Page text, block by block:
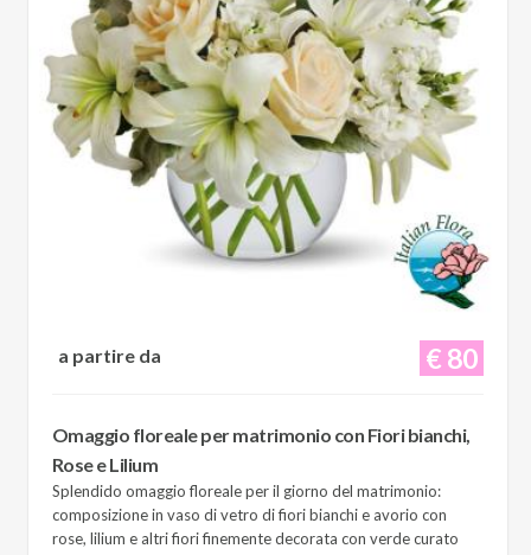
€ 80
a partire da
Omaggio floreale per matrimonio con Fiori bianchi,
Rose e Lilium
Splendido omaggio floreale per il giorno del matrimonio:
composizione in vaso di vetro di fiori bianchi e avorio con
rose, lilium e altri fiori finemente decorata con verde curato